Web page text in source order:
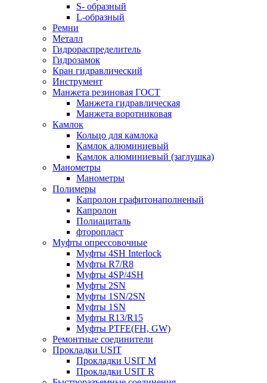
S- образный
L-образный
Ремни
Металл
Гидрораспределитель
Гидрозамок
Кран гидравлический
Инструмент
Манжета резиновая ГОСТ
Манжета гидравлическая
Манжета воротниковая
Камлок
Кольцо для камлока
Камлок алюминиевый
Камлок алюминиевый (заглушка)
Манометры
Манометры
Полимеры
Капролон графитонаполненый
Капролон
Полиациталь
фторопласт
Муфты опрессовочные
Муфты 4SH Interlock
Муфты R7/R8
Муфты 4SP/4SH
Муфты 2SN
Муфты 1SN/2SN
Муфты 1SN
Муфты R13/R15
Муфты PTFE(FH, GW)
Ремонтные соединители
Прокладки USIT
Прокладки USIT M
Прокладки USIT R